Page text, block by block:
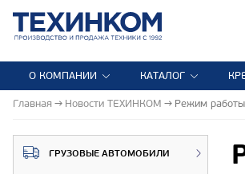
О КОМПАНИИ КАТАЛОГ
Главная Новости ТЕХИНКОМ Режим
ГРУЗОВЫЕ АВТОМОБИЛИ